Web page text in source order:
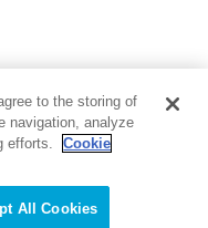
・音楽・演劇
to the storing of
navigation, analyze
efforts.
Cookie
All Cookies